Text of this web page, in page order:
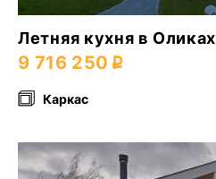
Летняя кухня в Оликах
9 716 250
Каркас